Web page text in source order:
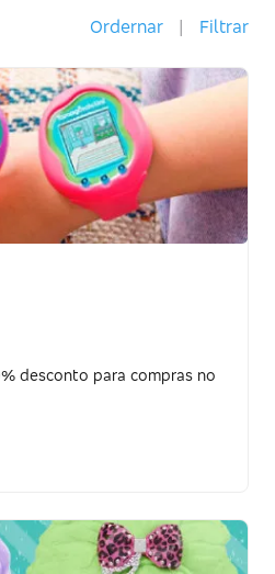
Ordernar | Filtrar
desconto para compras no